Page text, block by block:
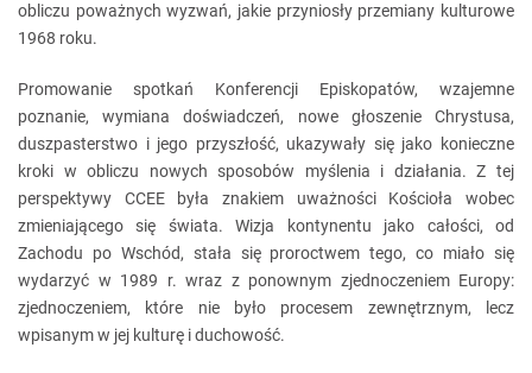
obliczu poważnych wyzwań, jakie przyniosły przemiany kulturowe
1968 roku.
Promowanie spotkań Konferencji Episkopatów, wzajemne
poznanie, wymiana doświadczeń, nowe głoszenie Chrystusa,
duszpasterstwo i jego przyszłość, ukazywały się jako konieczne
kroki w obliczu nowych sposobów myślenia i działania. Z tej
perspektywy CCEE była znakiem uważności Kościoła wobec
zmieniającego się świata. Wizja kontynentu jako całości, od
Zachodu po Wschód, stała się proroctwem tego, co miało się
wydarzyć w 1989 r. wraz z ponownym zjednoczeniem Europy:
zjednoczeniem, które nie było procesem zewnętrznym, lecz
wpisanym w jej kulturę i duchowość.